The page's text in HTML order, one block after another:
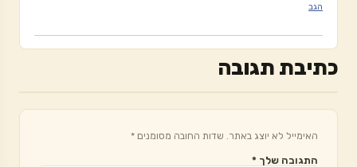
הגב
כתיבת תגובה
האימייל לא יוצג באתר. שדות החובה מסומנים *
התגובה שלך *